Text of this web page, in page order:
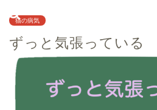
猫の病気
ずっと気張っている